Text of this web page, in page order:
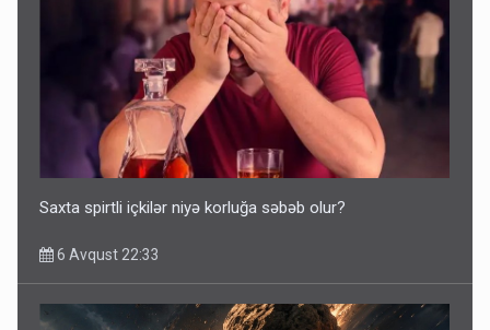
Saxta spirtli içkilər niyə korluğa səbəb olur?
6 Avqust 22:33